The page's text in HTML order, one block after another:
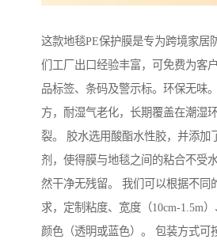
这款地毯PE保护膜是专为跨境家居
们工厂出口经验丰富，可免费为客
品标签、条码及警示标。环保无味
方，耐湿气老化，长期覆盖在潮湿
裂。 胶水选用酸酯水性胶，并添加
剂，使得膜与地毯之间的粘合不受
然干净无残留。 我们可以根据不同
求，定制粘度、宽度（10cm-1.5m
颜色（透明或蓝色）。 包装方式可